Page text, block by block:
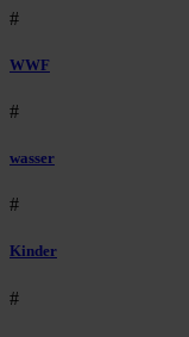
#
WWF
#
wasser
#
Kinder
#